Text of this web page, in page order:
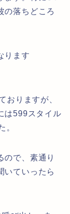
の落ちどころ
ります
りますが、
は599スタイル
。
で、素通り
いていったら